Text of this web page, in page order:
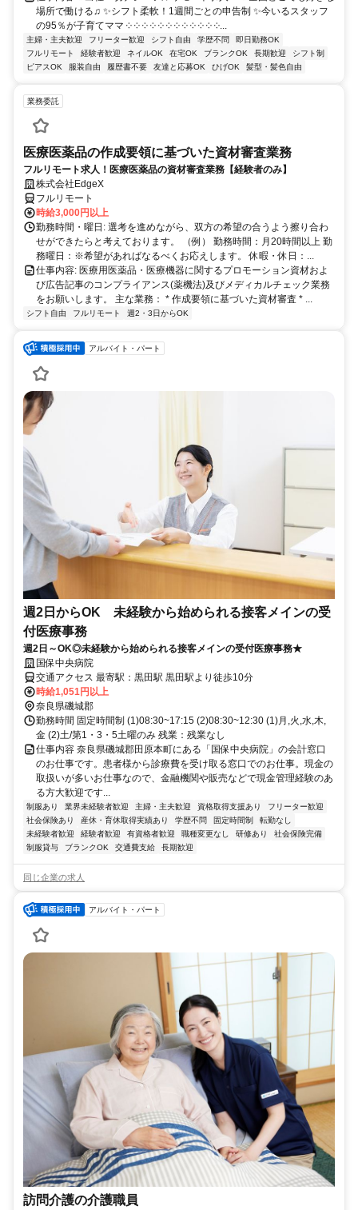
場所で働ける♫ ✨シフト柔軟！1週間ごとの申告制 ✨今いるスタッフ
の95％が子育てママ ༶ ༶ ༶ ༶ ༶ ༶ ༶ ༶ ༶ ༶ ༶ ༶...
主婦・主夫歓迎 フリーター歓迎 シフト自由 学歴不問
即日勤務OK
フルリモート
経験者歓迎 ネイルOK 在宅OK ブランクOK 長期歓迎
シフト制
ピアスOK
服装自由 履歴書不要 友達と応募OK ひげOK 髪型・髪色自由
業務委託
医療医薬品の作成要領に基づいた資材審査業務
フルリモート求人！医療医薬品の資材審査業務【経験者のみ】
株式会社EdgeX
フルリモート
時給3,000円以上
勤務時間・曜日: 選考を進めながら、双方の希望の合うよう擦り合わ
せができたらと考えております。 （例） 勤務時間：月20時間以上 勤
務曜日：※希望があればなるべくお応えします。 休暇・休日：...
仕事内容: 医療用医薬品・医療機器に関するプロモーション資材およ
び広告記事のコンプライアンス(薬機法)及びメディカルチェック業務
をお願いします。 主な業務： * 作成要領に基づいた資材審査 * ...
シフト自由 フルリモート 週2・3日からOK
アルバイト・パート
週2日からOK 未経験から始められる接客メインの受
付医療事務
週2日～OK◎未経験から始められる接客メインの受付医療事務★
国保中央病院
交通アクセス 最寄駅：黒田駅 黒田駅より徒歩10分
時給1,051円以上
奈良県磯城郡
勤務時間 固定時間制 (1)08:30~17:15 (2)08:30~12:30 (1)月,火,水,木,
金 (2)土/第1・3・5土曜のみ 残業：残業なし
仕事内容 奈良県磯城郡田原本町にある「国保中央病院」の会計窓口
のお仕事です。患者様から診療費を受け取る窓口でのお仕事。現金の
取扱いが多いお仕事なので、金融機関や販売などで現金管理経験のあ
る方大歓迎です...
制服あり 業界未経験者歓迎 主婦・主夫歓迎 資格取得支援あり
フリーター歓迎
社会保険あり
産休・育休取得実績あり 学歴不問 固定時間制
転勤なし
未経験者歓迎
経験者歓迎 有資格者歓迎 職種変更なし 研修あり
社会保険完備
制服貸与
ブランクOK 交通費支給 長期歓迎
同じ企業の求人
アルバイト・パート
訪問介護の介護職員